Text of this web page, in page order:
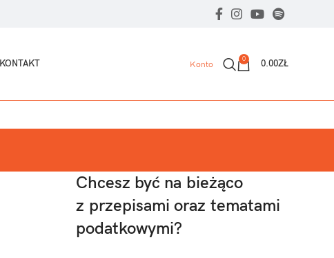
KONTAKT Konto
0 0.00ZŁ
Chcesz być na bieżąco
z przepisami oraz tematami
podatkowymi?